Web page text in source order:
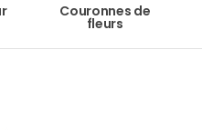
Couronnes de
fleurs